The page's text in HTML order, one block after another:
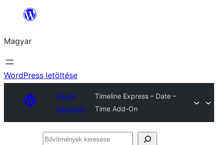
Ugrás
tartalomhoz
Magyar
WordPress letöltése
Plugin
Directory
Timeline Express – Date –
Time Add-On
Bővítmények